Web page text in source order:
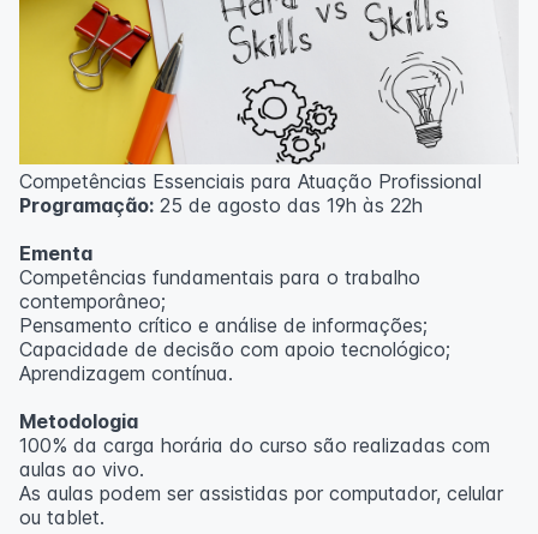
Competências Essenciais para Atuação Profissional
Programação: 25 de agosto das 19h às 22h
Ementa
Competências fundamentais para o trabalho
contemporâneo;
Pensamento crítico e análise de informações;
Capacidade de decisão com apoio tecnológico;
Aprendizagem contínua.
Metodologia
100% da carga horária do curso são realizadas com
aulas ao vivo.
As aulas podem ser assistidas por computador, celular
ou tablet.